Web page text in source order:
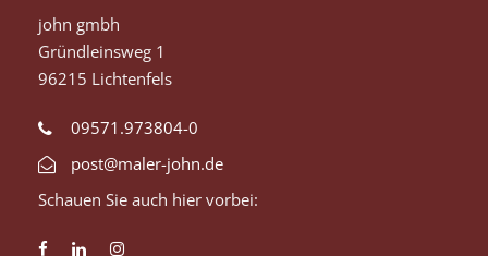
john gmbh
Gründleinsweg 1
96215 Lichtenfels
09571.973804-0
post@maler-john.de
Schauen Sie auch hier vorbei: